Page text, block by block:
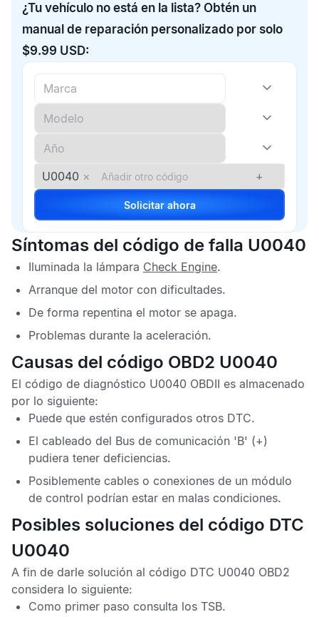
¿Tu vehículo no está en la lista? Obtén un
manual de reparación personalizado por solo
$9.99 USD:
U0040 × +
Solicitar ahora
Síntomas del código de falla U0040
Iluminada la lámpara Check Engine.
Arranque del motor con dificultades.
De forma repentina el motor se apaga.
Problemas durante la aceleración.
Causas del código OBD2 U0040
El código de diagnóstico U0040 OBDII es almacenado
por lo siguiente:
Puede que estén configurados otros DTC.
El cableado del Bus de comunicación 'B' (+)
pudiera tener deficiencias.
Posiblemente cables o conexiones de un módulo
de control podrían estar en malas condiciones.
Posibles soluciones del código DTC
U0040
A fin de darle solución al código DTC U0040 OBD2
considera lo siguiente:
Como primer paso consulta los TSB.